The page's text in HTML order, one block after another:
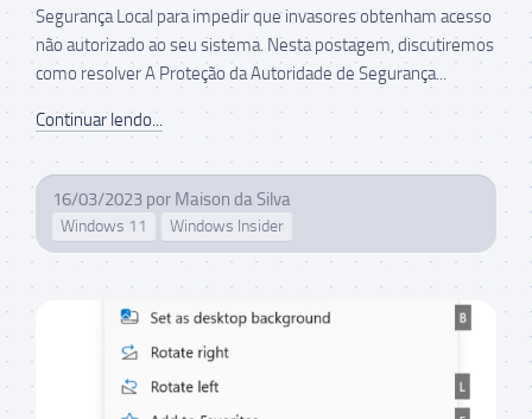
Segurança Local para impedir que invasores obtenham acesso
não autorizado ao seu sistema. Nesta postagem, discutiremos
como resolver A Proteção da Autoridade de Segurança...
Continuar lendo...
16/03/2023 por Maison da Silva
Windows 11 Windows Insider